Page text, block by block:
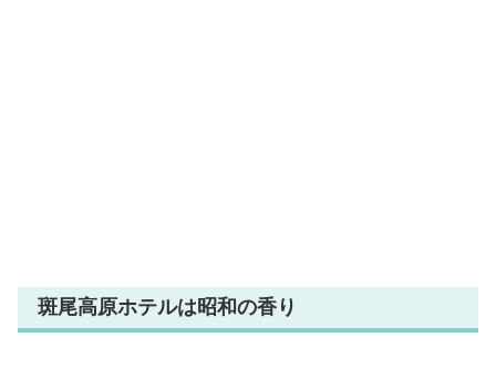
斑尾高原ホテルは昭和の香り